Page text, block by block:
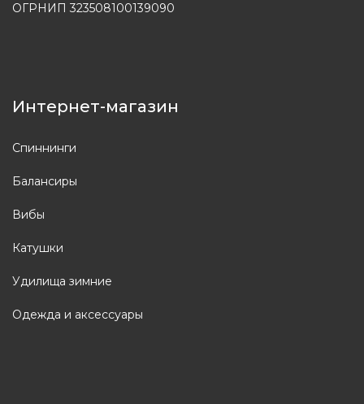
ОГРНИП 323508100139090
Интернет-магазин
Спиннинги
Балансиры
Вибы
Катушки
Удилища зимние
Одежда и аксессуары